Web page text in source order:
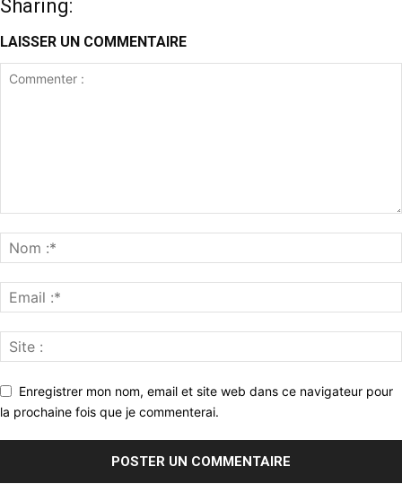
Sharing:
LAISSER UN COMMENTAIRE
Enregistrer mon nom, email et site web dans ce navigateur pour
la prochaine fois que je commenterai.